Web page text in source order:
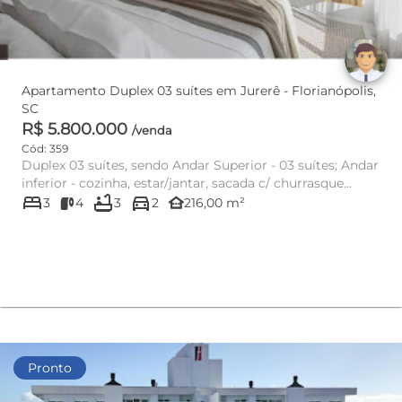
Apartamento Duplex 03 suítes em Jurerê - Florianópolis,
SC
R$ 5.800.000 /venda
Cód: 359
Duplex 03 suítes, sendo Andar Superior - 03 suítes; Andar
inferior - cozinha, estar/jantar, sacada c/ churrasque...
bed3 4 bathtub3 directions_car2 other_houses216,00 m²
Pronto